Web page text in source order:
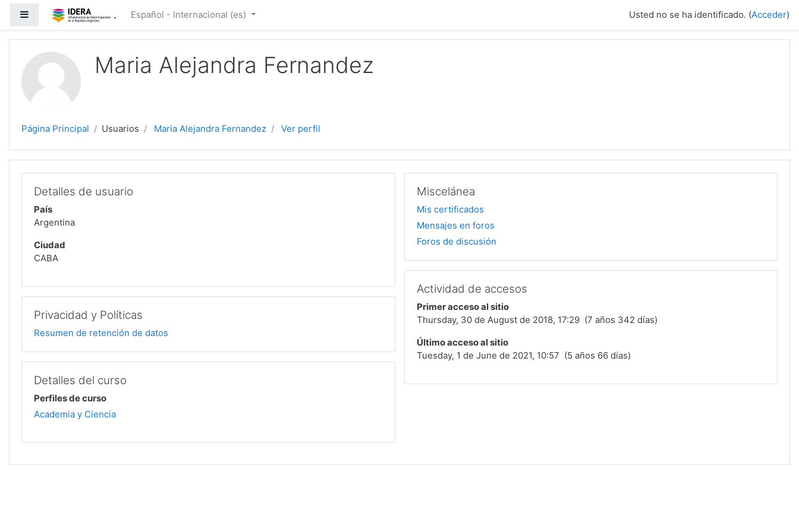
Salta al contenido principal
Panel lateral . Español - Internacional ‎(es)‎ Usted no se ha identificado. (Acceder)
Maria Alejandra Fernandez
Página Principal Usuarios Maria Alejandra Fernandez Ver perfil
Detalles de usuario
País
Argentina
Ciudad
CABA
Privacidad y Políticas
Resumen de retención de datos
Detalles del curso
Perfiles de curso
Academia y Ciencia
Miscelánea
Mis certificados
Mensajes en foros
Foros de discusión
Actividad de accesos
Primer acceso al sitio
Thursday, 30 de August de 2018, 17:29 (7 años 342 días)
Último acceso al sitio
Tuesday, 1 de June de 2021, 10:57 (5 años 66 días)